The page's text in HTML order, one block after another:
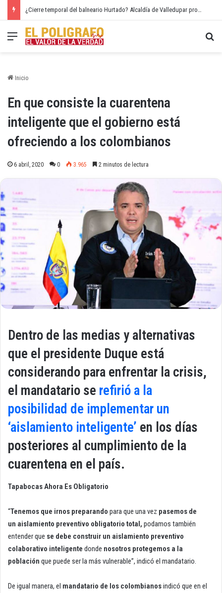
¿Cierre temporal del balneario Hurtado? Alcaldía de Valledupar propone recuperar el río Guatapurí
Menú
Inicio
En que consiste la cuarentena
inteligente que el gobierno está
ofreciendo a los colombianos
6 abril, 2020 0 3.965 2 minutos de lectura
Dentro de las medias y alternativas
que el presidente Duque está
considerando para enfrentar la crisis,
el mandatario se refirió a la
posibilidad de implementar un
‘aislamiento inteligente’ en los días
posteriores al cumplimiento de la
cuarentena en el país.
Tapabocas Ahora Es Obligatorio
“Tenemos que irnos preparando para que una vez pasemos de
un aislamiento preventivo obligatorio total, podamos también
entender que se debe construir un aislamiento preventivo
colaborativo inteligente donde nosotros protegemos a la
población que puede ser la más vulnerable”, indicó el mandatario.
De igual manera, el mandatario de los colombianosindicó que en el